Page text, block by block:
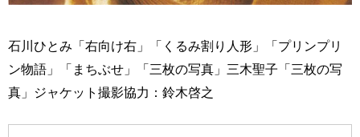
石川ひとみ「右向け右」「くるみ割り人形」「プリンプリ
ン物語」「まちぶせ」「三枚の写真」三木聖子「三枚の写
真」ジャケット撮影協力：鈴木啓之